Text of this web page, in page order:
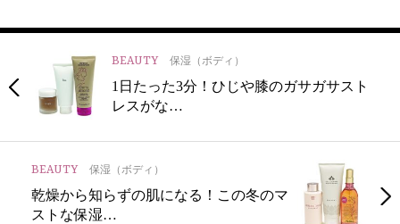
BEAUTY 保湿（ボディ）
1日たった3分！ひじや膝のガサガサスト
レスがな…
BEAUTY 保湿（ボディ）
乾燥から知らずの肌になる！この冬のマ
ストな保湿…